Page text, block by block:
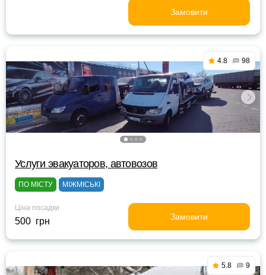
Замовити
4.8 98
Услуги эвакуаторов, автовозов
ПО МІСТУ МІЖМІСЬКІ
Ціна посадки
500 грн Замовити
5.8 9